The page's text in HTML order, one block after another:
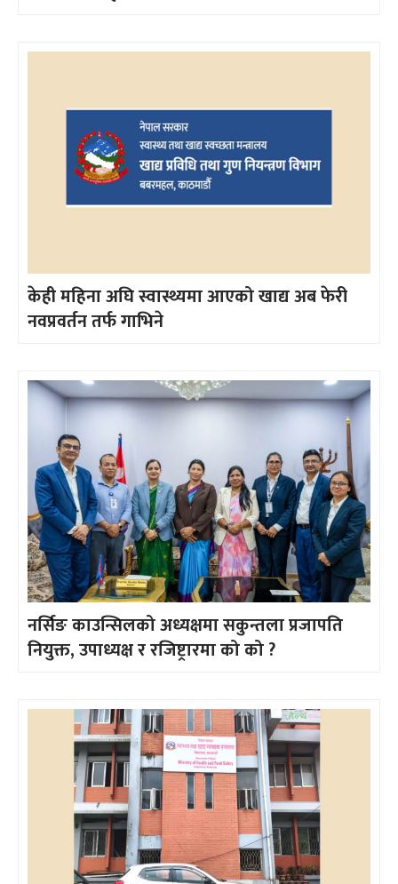
केही महिना अघि स्वास्थ्यमा आएको खाद्य अब फेरी
नवप्रवर्तन तर्फ गाभिने
नर्सिङ काउन्सिलको अध्यक्षमा सकुन्तला प्रजापति
नियुक्त, उपाध्यक्ष र रजिष्ट्रारमा को को ?